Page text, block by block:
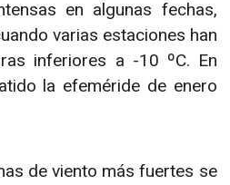
en algunas fechas,
varias estaciones han
inferiores a -10 ºC. En
la efeméride de enero
de viento más fuertes se